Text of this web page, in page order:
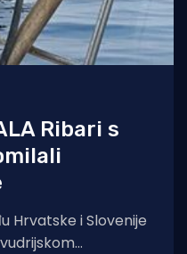
Ribari s
Hrvatske i Slovenije